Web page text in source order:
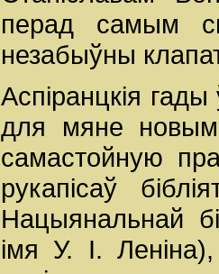
перад самым
незабыўны
Аспіранцкія
для мяне новым
самастойную
рукапісаў
Нацыянальнай
імя У. I. Леніна),